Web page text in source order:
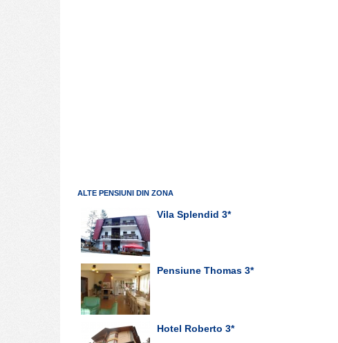
ALTE PENSIUNI DIN ZONA
Vila Splendid 3*
Pensiune Thomas 3*
Hotel Roberto 3*